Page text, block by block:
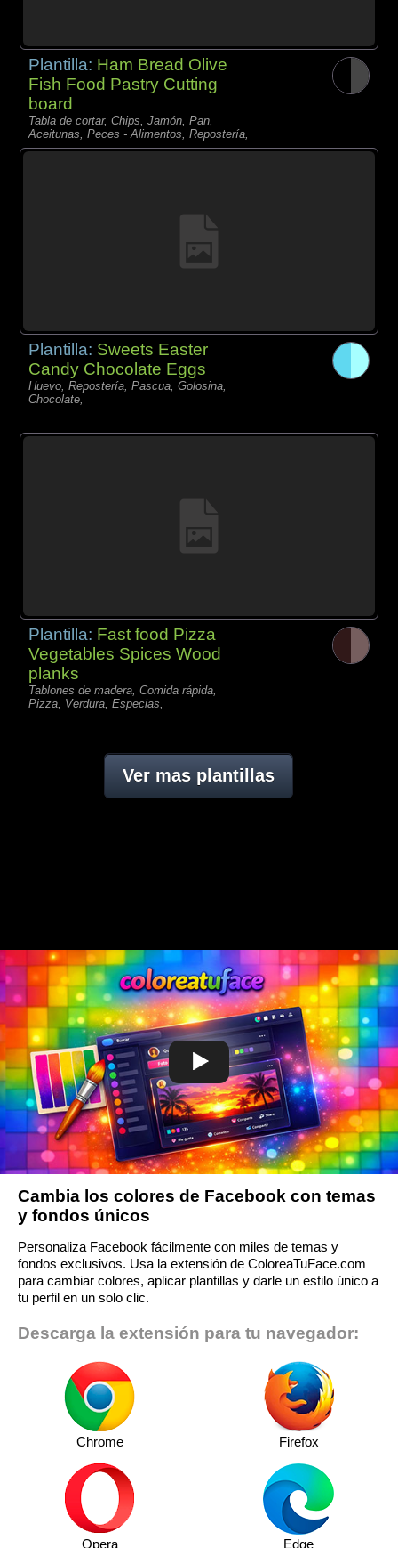
Plantilla: Ham Bread Olive
Fish Food Pastry Cutting
board
Tabla de cortar, Chips, Jamón, Pan,
Aceitunas, Peces - Alimentos, Repostería,
Plantilla: Sweets Easter
Candy Chocolate Eggs
Huevo, Repostería, Pascua, Golosina,
Chocolate,
Plantilla: Fast food Pizza
Vegetables Spices Wood
planks
Tablones de madera, Comida rápida,
Pizza, Verdura, Especias,
Ver mas plantillas
Cambia los colores de Facebook con temas
y fondos únicos
Personaliza Facebook fácilmente con miles de temas y
fondos exclusivos. Usa la extensión de ColoreaTuFace.com
para cambiar colores, aplicar plantillas y darle un estilo único a
tu perfil en un solo clic.
Descarga la extensión para tu navegador:
Chrome Firefox
Opera Edge